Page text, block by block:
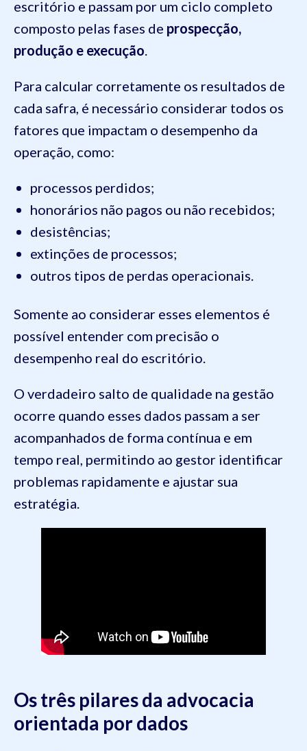
escritório e passam por um ciclo completo
composto pelas fases de prospecção,
produção e execução.
Para calcular corretamente os resultados de
cada safra, é necessário considerar todos os
fatores que impactam o desempenho da
operação, como:
processos perdidos;
honorários não pagos ou não recebidos;
desistências;
extinções de processos;
outros tipos de perdas operacionais.
Somente ao considerar esses elementos é
possível entender com precisão o
desempenho real do escritório.
O verdadeiro salto de qualidade na gestão
ocorre quando esses dados passam a ser
acompanhados de forma contínua e em
tempo real, permitindo ao gestor identificar
problemas rapidamente e ajustar sua
estratégia.
Os três pilares da advocacia
orientada por dados